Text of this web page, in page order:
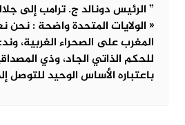
” الرئيس دونالد ج. ترامب إلى
« الولايات المتحدة واضحة : نحن
المغرب على الصحراء الغربية،
للحكم الذاتي الجاد، وذي
باعتباره الأساس الوحيد للتوصل